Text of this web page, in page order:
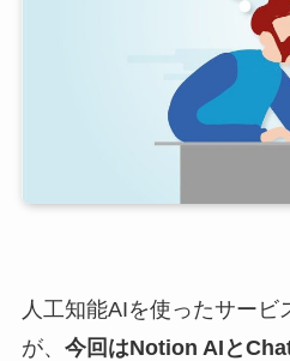
人工知能AIを使ったサービ
が、 今回はNotion AIと